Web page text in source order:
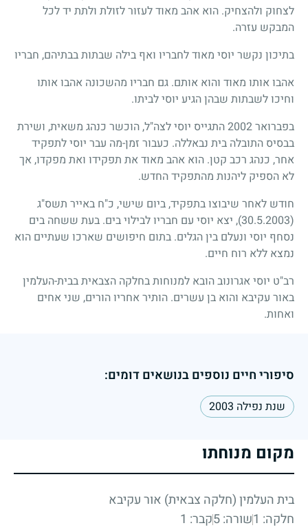
לצחוק ולהצחיק. הוא אהב מאוד לעזור לזולת ולתת יד לכל
המבקש עזרה.
בתיכון נקשר יוסי מאוד לחבריו ואף בילה שבתות בבתיהם, חבריו
אהבו אותו מאוד והוא אותם. גם חבריו מהשכונה אהבו אותו
וחיכו לשבתות שבהן הגיע יוסי לביתו.
בפברואר 2002 התגייס יוסי לצה"ל, הוכשר כנהג משאית, ושירת
בבסיס התובלה בית נבאללה. כעבור זמן-מה עבר יוסי לתפקיד
אחר, כנהג רכב קטן. הוא אהב מאוד את תפקידו ואת מפקדו, אך
לא הספיק ליהנות מהתפקיד החדש.
חודש לאחר שיבוצו בתפקיד, ביום שישי, כ"ח באייר תשס"ג
(30.5.2003), יצא יוסי עם חבריו לבילוי בים. בעת ששחה בים
נסחף יוסי ונעלם בין הגלים. בתום חיפושים שארכו שעתיים הוא
נמצא ללא רוח חיים.
רב"ט יוסי אגרונוב הובא למנוחות בחלקה הצבאית בבית-העלמין
באור עקיבא והוא בן עשרים. הותיר אחריו הורים, שני אחים
ואחות.
סיפורי חיים נוספים בנושאים דומים:
שנת נפילה 2003
מקום מנוחתו
בית העלמין (חלקה צבאית) אור עקיבא
חלקה: 1
שורה: 5 קבר: 1